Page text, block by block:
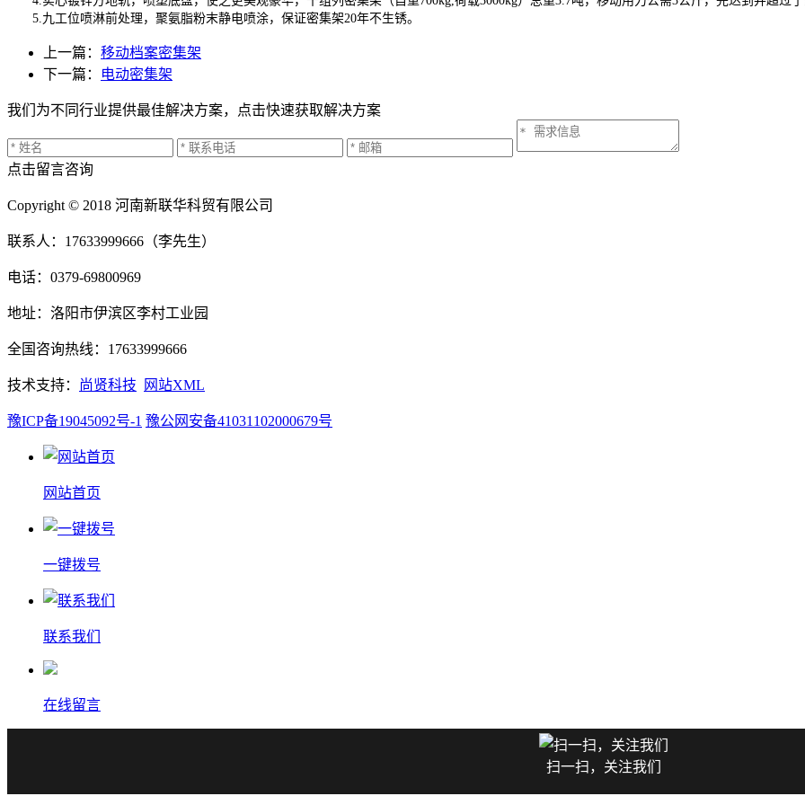
5.九工位喷淋前处理，聚氨脂粉末静电喷涂，保证密集架20年不生锈。
上一篇： 移动档案密集架
下一篇：
电动密集架
我们为不同行业提供最佳解决方案，点击快速获取解决方案
点击留言咨询
Copyright © 2018 河南新联华科贸有限公司
联系人：17633999666（李先生）
电话：0379-69800969
地址：洛阳市伊滨区李村工业园
全国咨询热线：17633999666
技术支持： 尚贤科技 网站XML
豫ICP备19045092号-1 豫公网安备41031102000679号
网站首页
一键拨号
联系我们
在线留言
扫一扫，关注我们